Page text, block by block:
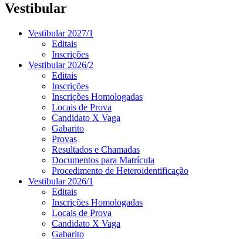
Vestibular
Vestibular 2027/1
Editais
Inscrições
Vestibular 2026/2
Editais
Inscrições
Inscrições Homologadas
Locais de Prova
Candidato X Vaga
Gabarito
Provas
Resultados e Chamadas
Documentos para Matrícula
Procedimento de Heteroidentificação
Vestibular 2026/1
Editais
Inscrições Homologadas
Locais de Prova
Candidato X Vaga
Gabarito